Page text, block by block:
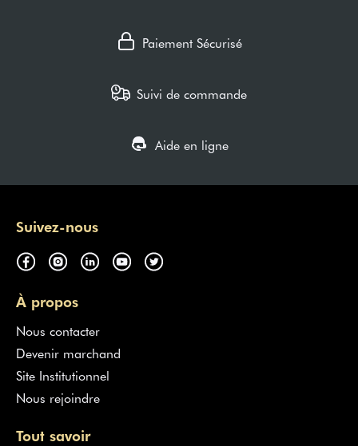
Paiement Sécurisé
Suivi de commande
Aide en ligne
Suivez-nous
À propos
Nous contacter
Devenir marchand
Site Institutionnel
Nous rejoindre
Tout savoir